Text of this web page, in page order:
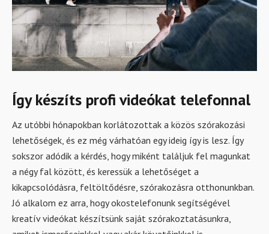
Így készíts profi videókat telefonnal
Az utóbbi hónapokban korlátozottak a közös szórakozási
lehetőségek, és ez még várhatóan egy ideig így is lesz. Így
sokszor adódik a kérdés, hogy miként találjuk fel magunkat
a négy fal között, és keressük a lehetőséget a
kikapcsolódásra, feltöltődésre, szórakozásra otthonunkban.
Jó alkalom ez arra, hogy okostelefonunk segítségével
kreatív videókat készítsünk saját szórakoztatásunkra,